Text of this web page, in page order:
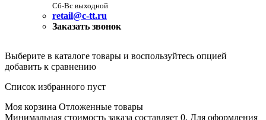
Сб-Вс выходной
retail@c-tt.ru
Заказать звонок
Выберите в каталоге товары и воспользуйтесь опцией
добавить к сравнению
Список избранного пуст
Моя корзина Отложенные товары
Минимальная стоимость заказа составляет 0. Для оформления